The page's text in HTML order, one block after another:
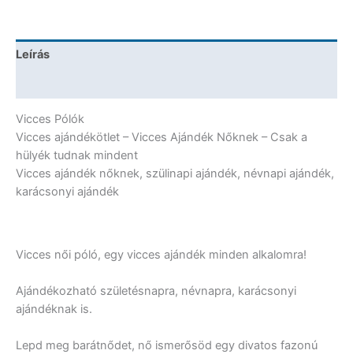
Vicces
mennyiség
Leírás
Vicces Pólók
Vicces ajándékötlet – Vicces Ajándék Nőknek – Csak a
hülyék tudnak mindent
Vicces ajándék nőknek, szülinapi ajándék, névnapi ajándék,
karácsonyi ajándék
Vicces női póló, egy vicces ajándék minden alkalomra!
Ajándékozható születésnapra, névnapra, karácsonyi
ajándéknak is.
Lepd meg barátnődet, nő ismerősöd egy divatos fazonú